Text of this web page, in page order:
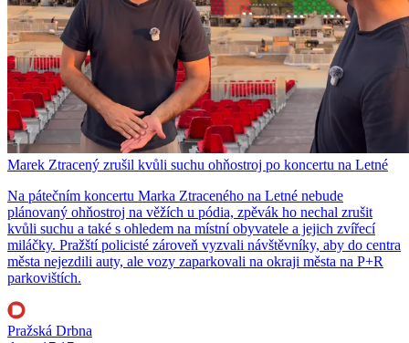
Marek Ztracený zrušil kvůli suchu ohňostroj po koncertu na Letné
Na pátečním koncertu Marka Ztraceného na Letné nebude
plánovaný ohňostroj na věžích u pódia, zpěvák ho nechal zrušit
kvůli suchu a také s ohledem na místní obyvatele a jejich zvířecí
miláčky. Pražští policisté zároveň vyzvali návštěvníky, aby do centra
města nejezdili auty, ale vozy zaparkovali na okraji města na P+R
parkovištích.
Pražská Drbna